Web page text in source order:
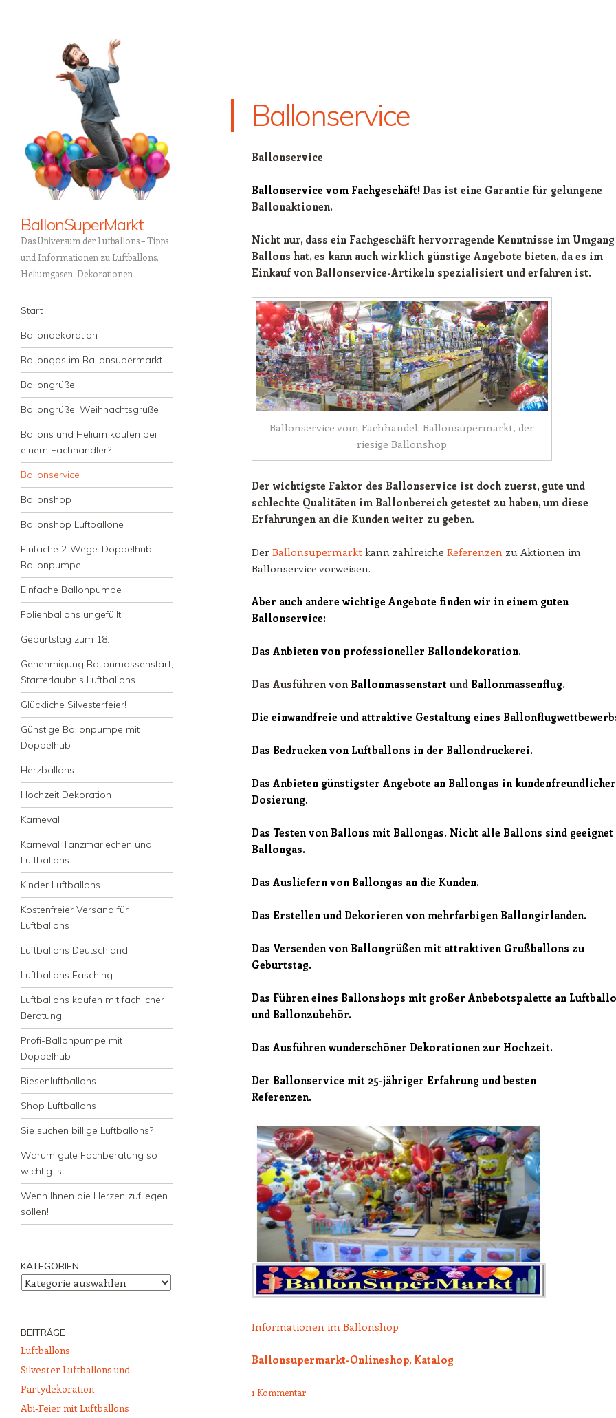
BallonSuperMarkt
Das Universum der Lufballons – Tipps
und Informationen zu Luftballons,
Heliumgasen, Dekorationen
Menü
Zum Inhalt springen
Start
Ballondekoration
Ballongas im Ballonsupermarkt
Ballongrüße
Ballongrüße, Weihnachtsgrüße
Ballons und Helium kaufen bei
einem Fachhändler?
Ballonservice
Ballonshop
Ballonshop Luftballone
Einfache 2-Wege-Doppelhub-
Ballonpumpe
Einfache Ballonpumpe
Folienballons ungefüllt
Geburtstag zum 18.
Genehmigung Ballonmassenstart,
Starterlaubnis Luftballons
Glückliche Silvesterfeier!
Günstige Ballonpumpe mit
Doppelhub
Herzballons
Hochzeit Dekoration
Karneval
Karneval Tanzmariechen und
Luftballons
Kinder Luftballons
Kostenfreier Versand für
Luftballons
Luftballons Deutschland
Luftballons Fasching
Luftballons kaufen mit fachlicher
Beratung.
Profi-Ballonpumpe mit
Doppelhub
Riesenluftballons
Shop Luftballons
Sie suchen billige Luftballons?
Warum gute Fachberatung so
wichtig ist.
Wenn Ihnen die Herzen zufliegen
sollen!
Ballonservice
Ballonservice
Ballonservice vom Fachgeschäft! Das ist eine Garantie für gelungene
Ballonaktionen.
Nicht nur, dass ein Fachgeschäft hervorragende Kenntnisse im
Ballons hat, es kann auch wirklich günstige Angebote bieten, da es im
Einkauf von Ballonservice-Artikeln spezialisiert und erfahren ist.
Ballonservice vom Fachhandel. Ballonsupermarkt, der
riesige Ballonshop
Der wichtigste Faktor des Ballonservice ist doch zuerst, gute und
schlechte Qualitäten im Ballonbereich getestet zu haben, um diese
Erfahrungen an die Kunden weiter zu geben.
Der Ballonsupermarkt kann zahlreiche Referenzen zu Aktionen im
Ballonservice vorweisen.
Aber auch andere wichtige Angebote finden wir in einem guten
Ballonservice:
Das Anbieten von professioneller Ballondekoration.
Das Ausführen von Ballonmassenstart und Ballonmassenflug.
Die einwandfreie und attraktive Gestaltung eines
Das Bedrucken von Luftballons in der Ballondruckerei.
Das Anbieten günstigster Angebote an Ballongas in kundenfreundlicher
Dosierung.
Das Testen von Ballons mit Ballongas. Nicht alle Ballons sind
Ballongas.
Das Ausliefern von Ballongas an die Kunden.
Das Erstellen und Dekorieren von mehrfarbigen Ballongirlanden.
Das Versenden von Ballongrüßen mit attraktiven Grußballons zu
Geburtstag.
Das Führen eines Ballonshops mit großer Anbebotspalette an
und Ballonzubehör.
Das Ausführen wunderschöner Dekorationen zur Hochzeit.
Der Ballonservice mit 25-jähriger Erfahrung und besten
Referenzen.
Informationen im Ballonshop
Ballonsupermarkt-Onlineshop, Katalog
1 Kommentar
KATEGORIEN
Kategorien
BEITRÄGE
Luftballons
Silvester Luftballons und
Partydekoration
Abi-Feier mit Luftballons